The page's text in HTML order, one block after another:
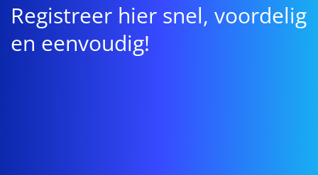
Registreer hier snel, voordelig
en eenvoudig!